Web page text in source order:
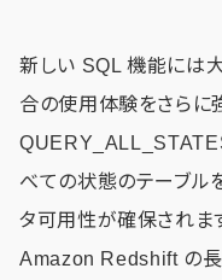
新しい SQL 機能には
合の使用体験をさらに
べての状態のテーブル
タ可用性が確保されま
Amazon Redshift の